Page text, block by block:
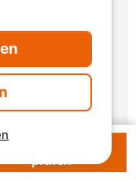
Verfügbarkeiten
prüfen